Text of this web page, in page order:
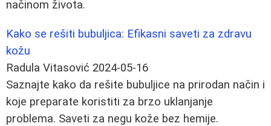
načinom života.
Kako se rešiti bubuljica: Efikasni saveti za zdravu
kožu
Radula Vitasović 2024-05-16
Saznajte kako da rešite bubuljice na prirodan način i
koje preparate koristiti za brzo uklanjanje
problema. Saveti za negu kože bez hemije.